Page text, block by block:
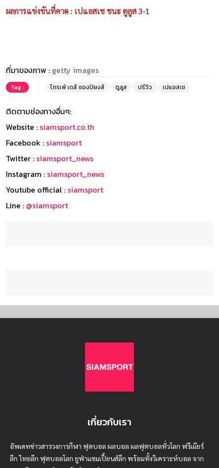
ผลการแข่งขันที่คาด : เปแอสเช ชนะ ตูลูส 3-1
ที่มาของภาพ : getty images
Tag : โทรเฟ่ เดส์ ชองปิยงส์ ตูลูส ปรีวิว เปแอสเช
ติดตามช่องทางอื่นๆ:
Website : siamsport.co.th
Facebook : siamsport
Twitter : siamsport_news
Instagram : siamsport_news
Youtube official : siamsport
Line : @siamsport
เกี่ยวกับเรา
อัพเดทข่าวสารวงการกีฬา ฟุตบอล ผลบอล ผลฟุตบอลทั่วโลก ฟรีเมียร์
ลีก ไทยลีก ฟุตบอลโลก ยูฟ่าแซมเปี้ยนส์ลีก พร้อมทั้งวิเคราะห์บอล จาก